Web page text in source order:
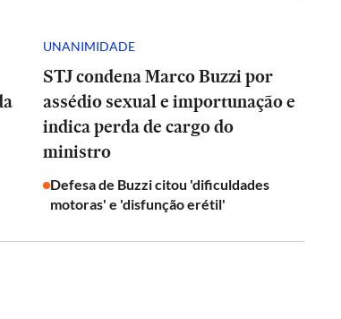
UNANIMIDADE
STJ condena Marco Buzzi por
assédio sexual e importunação e
indica perda de cargo do
ministro
Defesa de Buzzi citou 'dificuldades
motoras' e 'disfunção erétil'